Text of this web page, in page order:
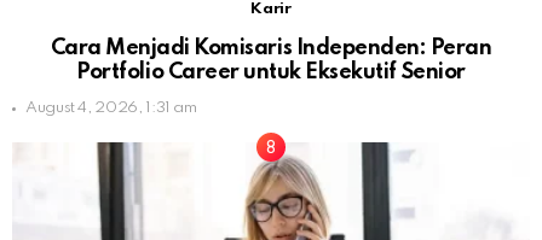
Karir
Cara Menjadi Komisaris Independen: Peran
Portfolio Career untuk Eksekutif Senior
August 4, 2026, 1:31 am